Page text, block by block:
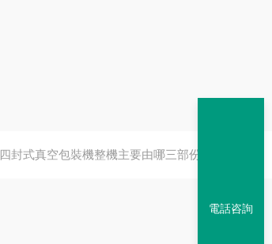
四封式真空包裝機整機主要由哪三部份組成
電話咨詢